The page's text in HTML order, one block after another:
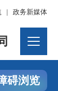
政务新媒体
碍浏览